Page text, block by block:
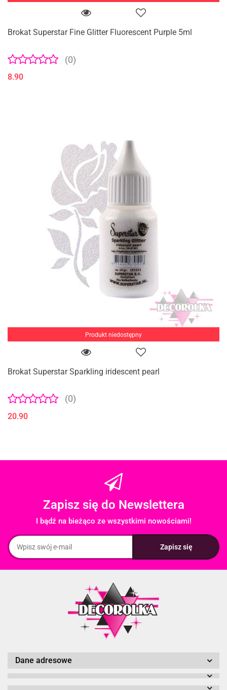
Brokat Superstar Fine Glitter Fluorescent Purple 5ml
(0)
8.90
Produkt niedostępny
Brokat Superstar Sparkling iridescent pearl
(0)
20.90
Zapisz się do Newslettera
I bądź na bieżąco ze wszystkimi nowościami!
Dane adresowe